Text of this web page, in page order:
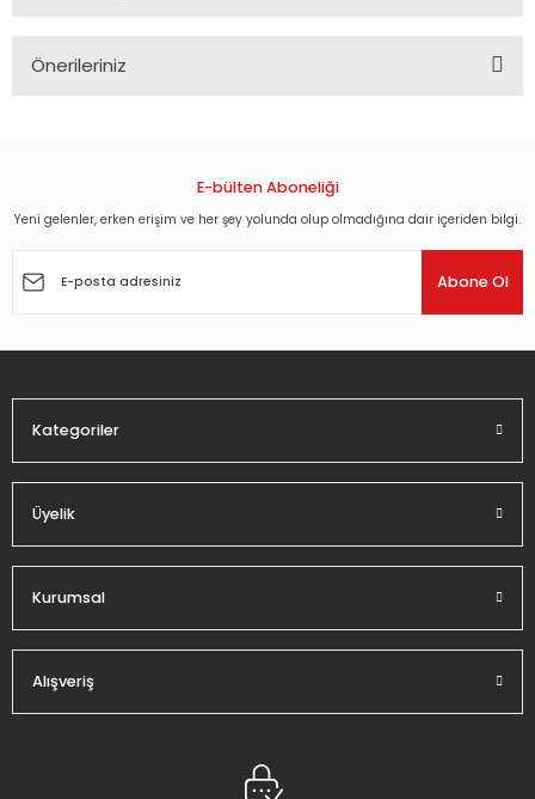
Önerileriniz
Görüş ve önerileriniz için teşekkür ederiz.
Ürün açıklamasında eksik bilgiler bulunuyor.
Ürün fiyatı diğer sitelerden daha pahalı.
E-bülten Aboneliği
Yeni gelenler, erken erişim ve her şey yolunda olup olmadığına dair içeriden bilgi.
Abone Ol
Kategoriler
Üyelik
Kurumsal
Alışveriş